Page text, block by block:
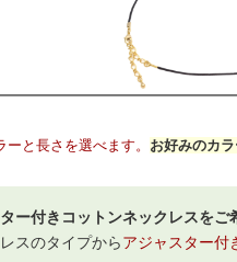
ーと長さを選べます。 お好みのカ
ー付きコットンネックレスを
スのタイプから アジャスター付